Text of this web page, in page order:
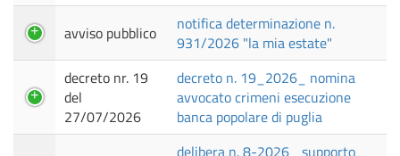
avviso pubblico
notifica determinazione n.
931/2026 "la mia estate"
decreto nr. 19
del
27/07/2026
decreto n. 19_2026_ nomina
avvocato crimeni esecuzione
banca popolare di puglia
delibera n. 8-2026_ supporto